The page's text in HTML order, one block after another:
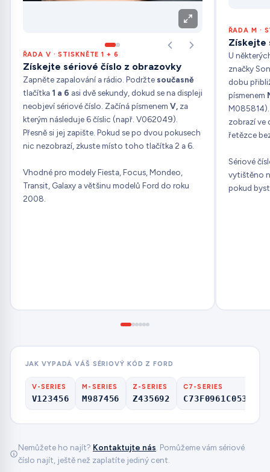
ŘADA V · STISKNĚTE 1 + 6
Získejte sériové číslo z obrazovky
Zapněte zapalování a rádio. Podržtesoučasně
tlačítka 1 a 6 asi dvě sekundy, dokud se na displeji
neobjeví sériové číslo. Začíná písmenem V, za
kterým následuje 6 číslic (např. V062049).
Přesně si jej zapište. Pokud se po dvou pokusech
nic nezobrazí, zkuste místo toho tlačítka 2 a 6.
Vhodné pro modely Fiesta, Focus, Mondeo,
Transit, Galaxy a většinu modelů Ford do roku
2008.
ŘADA M ·
Získejte
U
značky
dobu
písmenem
M085814).
zobrazí ve
řetězce
Sériové
vytištěno
pokud
JAK VYPADÁ VÁŠ SÉRIOVÝ KÓD Z FORD
V-SERIES
V123456
M-SERIES
M987456
Z-SERIES
Z435692
C7-SERIES
C73F0961C0536857
Nemůžete ho najít? Kontaktujte nás . Pomůžeme vám sériové
číslo najít, ještě než zaplatíte jediný cent.